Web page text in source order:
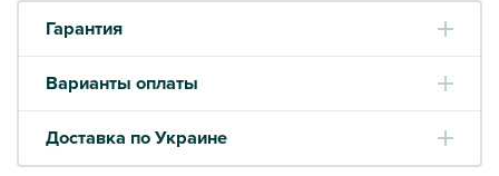
Гарантия
Варианты оплаты
Доставка по Украине